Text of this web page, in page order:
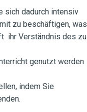
sich dadurch intensiv
zu beschäftigen, was
ihr Verständnis des zu
genutzt werden
indem Sie